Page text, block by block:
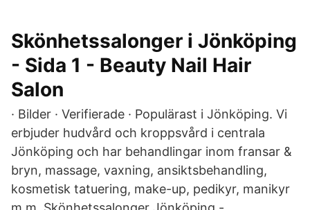
Skönhetssalonger i Jönköping
- Sida 1 - Beauty Nail Hair
Salon
· Bilder · Verifierade · Populärast i Jönköping. Vi
erbjuder hudvård och kroppsvård i centrala
Jönköping och har behandlingar inom fransar &
bryn, massage, vaxning, ansiktsbehandling,
kosmetisk tatuering, make-up, pedikyr, manikyr